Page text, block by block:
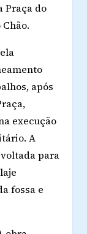
Praça do
após
execução
A
para
fossa e